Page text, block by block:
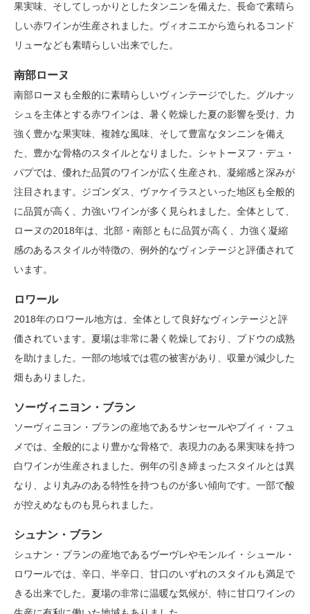
果実味、そしてしっかりとしたタンニンを備えた、長命で素晴ら
しい赤ワインが生産されました。ヴィオニエから造られるコンド
リューなども素晴らしい出来でした。
南部ローヌ
南部ローヌも全般的に素晴らしいヴィンテージでした。グルナッ
シュを主体とする赤ワインは、暑く乾燥した夏の影響を受け、力
強く豊かな果実味、複雑な風味、そして豊富なタンニンを備え
た、豊かな骨格のスタイルとなりました。シャトーヌフ・デュ・
パプでは、優れた品質のワインが広く生産され、凝縮感と深みが
注目されます。ジゴンダス、ヴァケイラスといった地区も全般的
に品質が高く、力強いワインが多く見られました。全体として、
ローヌの2018年は、北部・南部ともに品質が高く、力強く凝縮
感のあるスタイルが特徴の、例外的なヴィンテージと評価されて
います。
ロワール
2018年のロワール地方は、全体として良好なヴィンテージと評
価されています。夏場は非常に暑く乾燥しており、ブドウの成熟
を助けました。一部の地域では雹の被害があり、収量が減少した
畑もありました。
ソーヴィニヨン・ブラン
ソーヴィニヨン・ブランの産地であるサンセールやプイィ・フュ
メでは、全般的により豊かな骨格で、表現力のある果実味を持つ
白ワインが生産されました。例年の引き締まったスタイルとは異
なり、より丸みのある特性を持つものが多い傾向です。一部で酸
が控えめなものも見られました。
シュナン・ブラン
シュナン・ブランの産地であるヴーヴレやモンルイ・シュール・
ロワールでは、辛口、半辛口、甘口のいずれのスタイルも満足で
きる出来でした。夏場の非常に温暖な気候が、特に甘口ワインの